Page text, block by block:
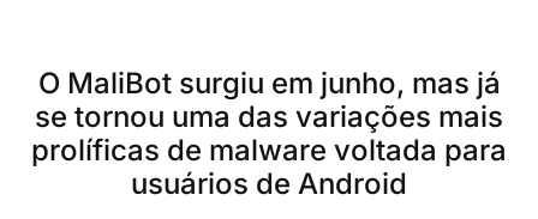
O MaliBot surgiu em junho, mas já
se tornou uma das variações mais
prolíficas de malware voltada para
usuários de Android